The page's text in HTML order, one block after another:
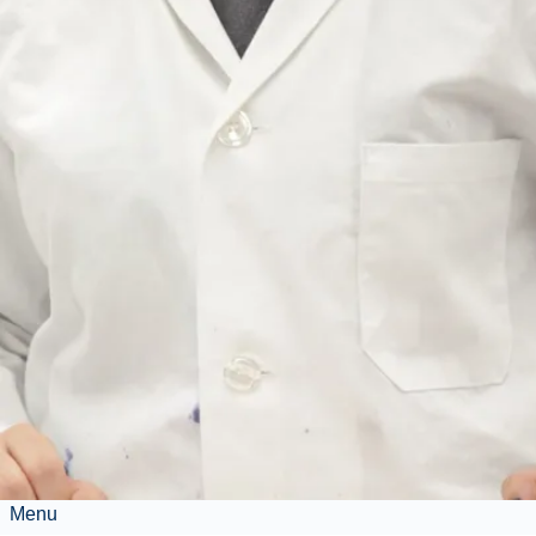
Menu
des droits de
Les personnes inscrites à
premier cycle et des
Ontario pourront
bénéficier d’une
généreuse subvention
provinciale.